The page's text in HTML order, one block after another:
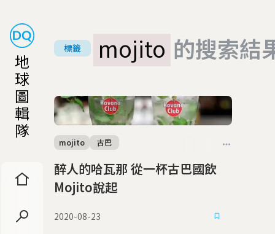
地
球
圖
輯
隊
標籤 mojito 的搜索結
醉人的哈瓦那 從一杯古巴國飲
Mojito說起
mojito 古巴
2020-08-23